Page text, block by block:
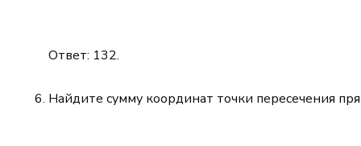
Ответ: 132.
Найдите сумму координат точки пересечения